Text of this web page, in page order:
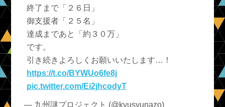
終了まで「２６日」
御支援者「２５名」
達成まであと「約３０万」
です。
引き続きよろしくお願いいたします…！
https://t.co/BYWUo6fe8j
pic.twitter.com/Ei2jhcodyT
— 九州謎プロジェクト (@kyusyunazo)